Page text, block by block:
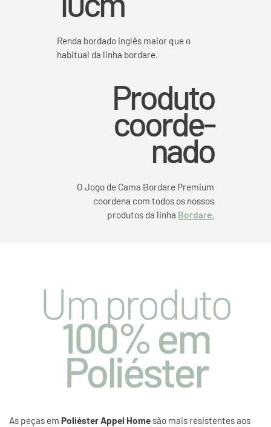
Renda bordado inglês maior que o
habitual da linha bordare.
Produto
coorde-
nado
O Jogo de Cama Bordare Premium
coordena com todos os nossos
produtos da linha Bordare.
Um produto
100% em
Poliéster
As peças em Poliéster Appel Home são mais resistentes aos